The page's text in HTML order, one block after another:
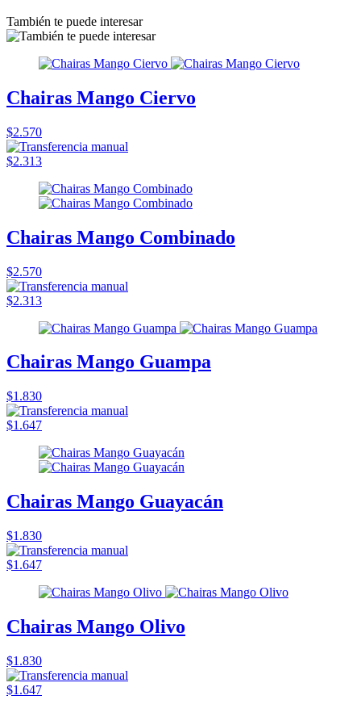
También te puede interesar
Chairas Mango Ciervo
$2.570
$2.313
Chairas Mango Combinado
$2.570
$2.313
Chairas Mango Guampa
$1.830
$1.647
Chairas Mango Guayacán
$1.830
$1.647
Chairas Mango Olivo
$1.830
$1.647